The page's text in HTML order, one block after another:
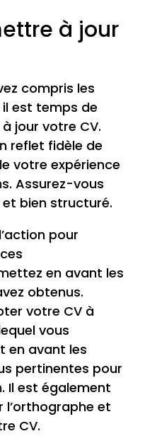
à jour
compris les
est temps de
jour votre CV.
reflet fidèle de
votre expérience
Assurez-vous
et bien structuré.
pour
en avant les
obtenus.
votre CV à
vous
en avant les
pertinentes pour
Il est également
et
CV.